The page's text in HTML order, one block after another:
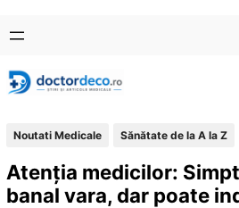
conținut
content
Noutati Medicale Sănătate de la A la Z
Atenția medicilor:
banal vara, dar poate